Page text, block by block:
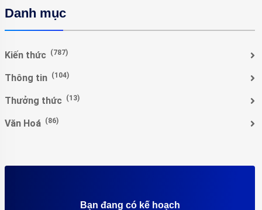
Danh mục
Kiến thức (787)
Thông tin (104)
Thưởng thức (13)
Văn Hoá (86)
Bạn đang có kế hoạch